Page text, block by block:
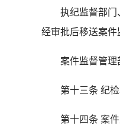
执纪监督部门、
经审批后移送案
案件监督管理部
第十三条 纪检
第十四条 案件监